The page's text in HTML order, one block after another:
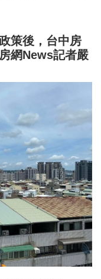
策後，台中房
網News記者嚴